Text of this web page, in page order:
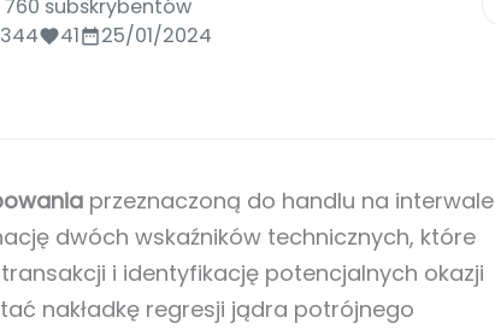
760 subskrybentów
344
41 25/01/2024
przeznaczoną do handlu na interwale
dwóch wskaźników technicznych, które
i identyfikację potencjalnych okazji
nakładkę regresji jądra potrójnego